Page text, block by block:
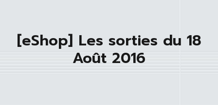
[eShop] Les sorties du 18
Août 2016